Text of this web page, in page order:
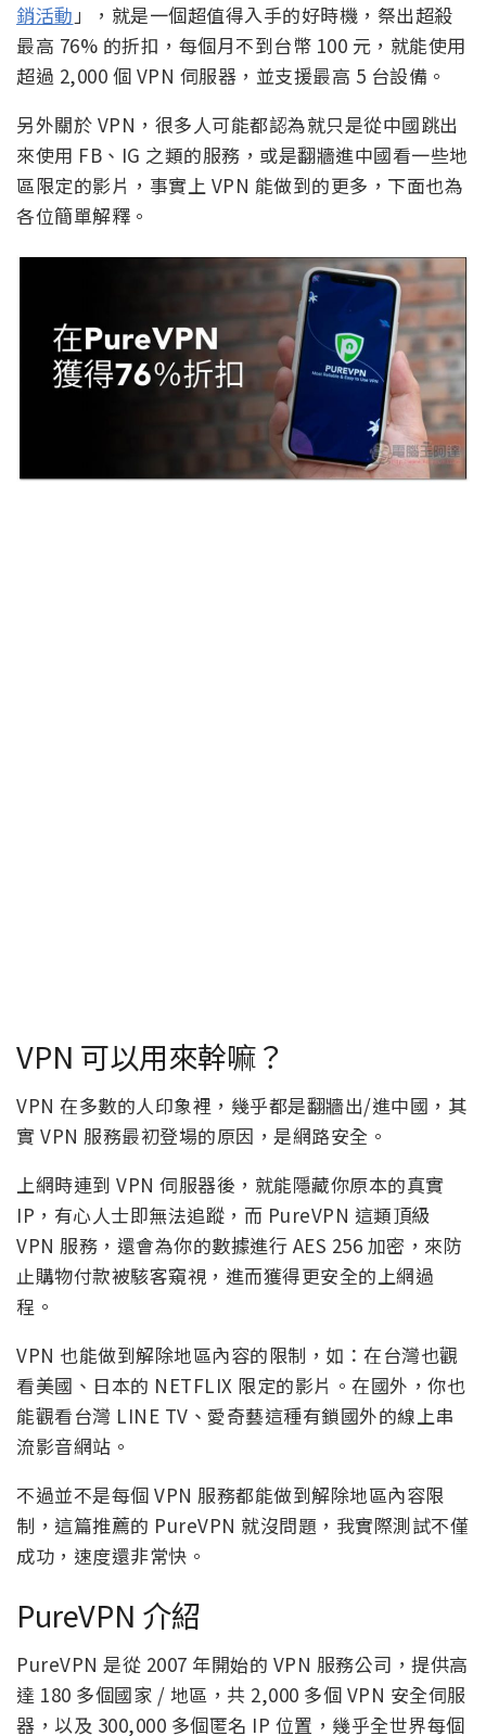
銷活動」，就是一個超值得入手的好時機，祭出超殺
最高 76% 的折扣，每個月不到台幣 100 元，就能使用
超過 2,000 個 VPN 伺服器，並支援最高 5 台設備。
另外關於 VPN，很多人可能都認為就只是從中國跳出
來使用 FB、IG 之類的服務，或是翻牆進中國看一些地
區限定的影片，事實上 VPN 能做到的更多，下面也為
各位簡單解釋。
VPN 可以用來幹嘛？
VPN 在多數的人印象裡，幾乎都是翻牆出/進中國，其
實 VPN 服務最初登場的原因，是網路安全。
上網時連到 VPN 伺服器後，就能隱藏你原本的真實
IP，有心人士即無法追蹤，而 PureVPN 這類頂級
VPN 服務，還會為你的數據進行 AES 256 加密，來防
止購物付款被駭客窺視，進而獲得更安全的上網過
程。
VPN 也能做到解除地區內容的限制，如：在台灣也觀
看美國、日本的 NETFLIX 限定的影片。在國外，你也
能觀看台灣 LINE TV、愛奇藝這種有鎖國外的線上串
流影音網站。
不過並不是每個 VPN 服務都能做到解除地區內容限
制，這篇推薦的 PureVPN 就沒問題，我實際測試不僅
成功，速度還非常快。
PureVPN 介紹
PureVPN 是從 2007 年開始的 VPN 服務公司，提供高
達 180 多個國家 / 地區，共 2,000 多個 VPN 安全伺服
器，以及 300,000 多個匿名 IP 位置，幾乎全世界每個